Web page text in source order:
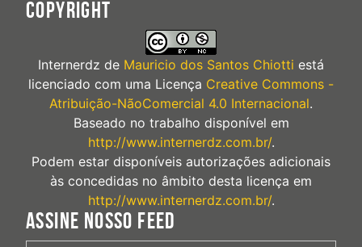
COPYRIGHT
Internerdz de Mauricio dos Santos Chiotti está
licenciado com uma Licença Creative Commons -
Atribuição-NãoComercial 4.0 Internacional.
Baseado no trabalho disponível em
http://www.internerdz.com.br/.
Podem estar disponíveis autorizações adicionais
às concedidas no âmbito desta licença em
http://www.internerdz.com.br/.
ASSINE NOSSO FEED